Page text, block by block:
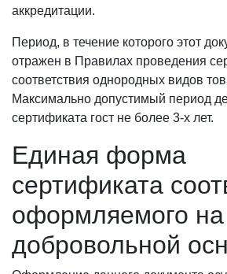
аккредитации.
Период, в течение которого этот
отражен в Правилах проведения
соответствия однородных видов
Максимально допустимый период
сертификата гост не более 3-х лет.
Единая форма
сертификата
оформляемого на
добровольной